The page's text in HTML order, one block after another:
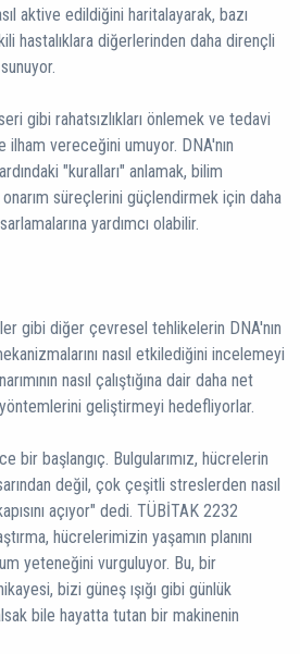
aktive edildiğini haritalayarak, bazı
hastalıklara diğerlerinden daha dirençli
gibi rahatsızlıkları önlemek ve tedavi
vereceğini umuyor. DNA'nın
"kuralları" anlamak, bilim
onarım süreçlerini güçlendirmek için daha
yardımcı olabilir.
gibi diğer çevresel tehlikelerin DNA'nın
nasıl etkilediğini incelemeyi
nasıl çalıştığına dair daha net
geliştirmeyi hedefliyorlar.
bir başlangıç. Bulgularımız, hücrelerin
değil, çok çeşitli streslerden nasıl
açıyor" dedi. TÜBİTAK 2232
hücrelerimizin yaşamın planını
yeteneğini vurguluyor. Bu, bir
bizi güneş ışığı gibi günlük
bile hayatta tutan bir makinenin